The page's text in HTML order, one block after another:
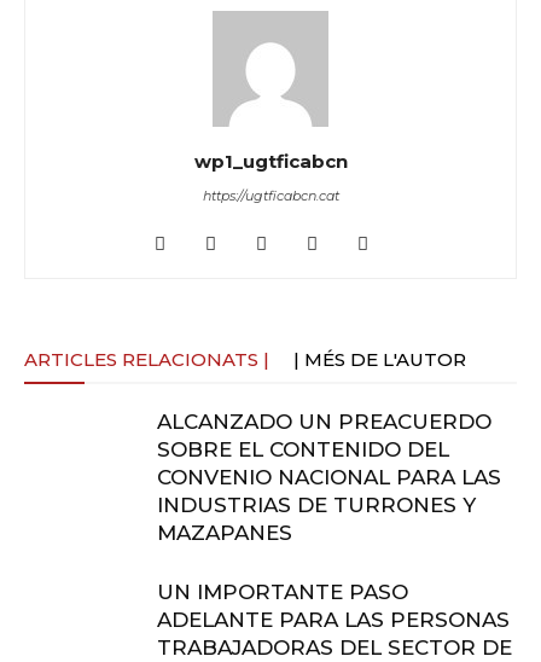
wp1_ugtficabcn
https://ugtficabcn.cat
ARTICLES RELACIONATS | | MÉS DE L'AUTOR
ALCANZADO UN PREACUERDO
SOBRE EL CONTENIDO DEL
CONVENIO NACIONAL PARA LAS
INDUSTRIAS DE TURRONES Y
MAZAPANES
UN IMPORTANTE PASO
ADELANTE PARA LAS PERSONAS
TRABAJADORAS DEL SECTOR DE